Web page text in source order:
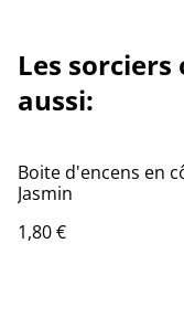
Les
aussi:
Boite d'encens en
Jasmin
1,80 €